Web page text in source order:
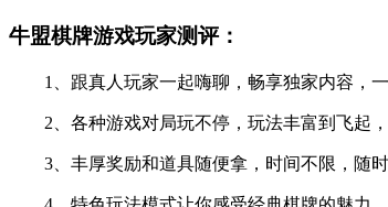
牛盟棋牌游戏玩家测评：
1、跟真人玩家一起嗨聊，畅享独家内容，一
2、各种游戏对局玩不停，玩法丰富到飞起，
3、丰厚奖励和道具随便拿，时间不限，随时